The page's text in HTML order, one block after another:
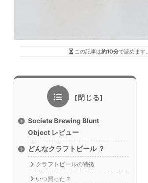
この記事は約10分で読めます。
Societe Brewing Blunt
Object レビュー
どんなクラフトビール ？
クラフトビールの特徴
いつ買った？